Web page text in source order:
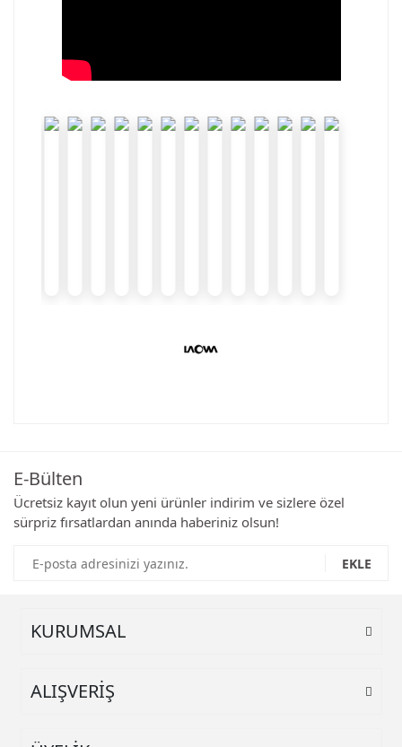
Ürün resmi kalitesiz, bozuk veya görüntülenemiyor.
Ürün açıklamasında eksik bilgiler bulunuyor.
Ürün fiyatı diğer sitelerden daha pahalı.
E-Bülten
Ücretsiz kayıt olun yeni ürünler indirim ve sizlere özel
sürpriz fırsatlardan anında haberiniz olsun!
EKLE
KURUMSAL
ALIŞVERİŞ